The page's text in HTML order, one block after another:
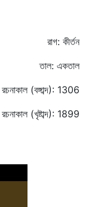
রাগ: কীর্তন
তাল: একতাল
রচনাকাল (বঙ্গাব্দ): 1306
রচনাকাল (খৃষ্টাব্দ): 1899